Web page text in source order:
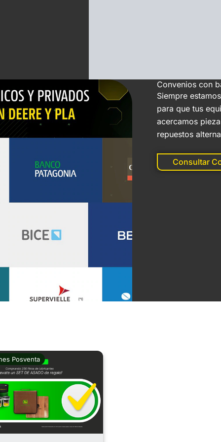
Convenios con
Siempre
para que tus
acercamos
repuestos
Consultar
Posventa